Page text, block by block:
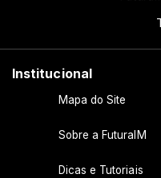
Institucional
Mapa do Site
Sobre a FuturaIM
Dicas e Tutoriais